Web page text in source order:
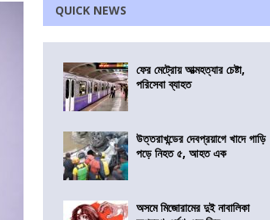
QUICK NEWS
ফের মেট্রোয় আত্মহত্যার চেষ্টা,
পরিসেবা ব্যাহত
উত্তরাখন্ডের দেবপ্রয়াগে খাদে গাড়ি
পড়ে নিহত ৫, আহত এক
অসমে মিজোরামের দুই নাবালিকা